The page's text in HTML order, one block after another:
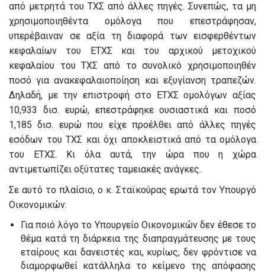
από μετρητά του ΤΧΣ από άλλες πηγές. Συνεπώς, τα μη
χρησιμοποιηθέντα ομόλογα που επεστράφησαν,
υπερέβαιναν σε αξία τη διαφορά των εισφερθέντων
κεφαλαίων του ΕΤΧΣ και του αρχικού μετοχικού
κεφαλαίου του ΤΧΣ από το συνολικό χρησιμοποιηθέν
ποσό για ανακεφαλαιοποίηση και εξυγίανση τραπεζών.
Δηλαδή, με την επιστροφή στο ΕΤΧΣ ομολόγων αξίας
10,933 δισ. ευρώ, επεστράφηκε ουσιαστικά και ποσό
1,185 δισ. ευρώ που είχε προέλθει από άλλες πηγές
εσόδων του ΤΧΣ και όχι αποκλειστικά από τα ομόλογα
του ΕΤΧΣ. Κι όλα αυτά, την ώρα που η χώρα
αντιμετωπίζει οξύτατες ταμειακές ανάγκες.
Σε αυτό το πλαίσιο, ο κ. Σταϊκούρας ερωτά τον Υπουργό
Οικονομικών:
Για ποιό λόγο το Υπουργείο Οικονομικών δεν έθεσε το
θέμα κατά τη διάρκεια της διαπραγμάτευσης με τους
εταίρους και δανειστές και, κυρίως, δεν φρόντισε να
διαμορφωθεί κατάλληλα το κείμενο της απόφασης